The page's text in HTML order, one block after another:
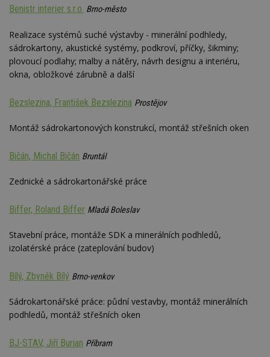
Benistr interier s.r.o. Brno-město
Realizace systémů suché výstavby - minerální podhledy,
sádrokartony, akustické systémy, podkroví, příčky, šikminy;
plovoucí podlahy; malby a nátěry, návrh designu a interiéru,
okna, obložkové zárubně a další
Bezslezina, František Bezslezina Prostějov
Montáž sádrokartonových konstrukcí, montáž střešních oken
Bičán, Michal Bičán Bruntál
Zednické a sádrokartonářské práce
Biffer, Roland Biffer Mladá Boleslav
Stavební práce, montáže SDK a minerálních podhledů,
izolatérské práce (zateplování budov)
Bílý, Zbyněk Bílý Brno-venkov
Sádrokartonářské práce: půdní vestavby, montáž minerálních
podhledů, montáž střešních oken
BJ-STAV, Jiří Burian Příbram